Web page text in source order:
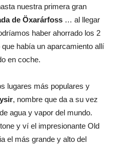
nuestra primera gran
de Öxarárfoss … al llegar
haber ahorrado los 2
había un aparcamiento allí
en coche.
lugares más populares y
, nombre que da a su vez
agua y vapor del mundo.
y ví el impresionante Old
el más grande y alto del